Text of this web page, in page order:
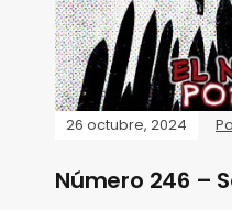
26 octubre, 2024
Número 246 –